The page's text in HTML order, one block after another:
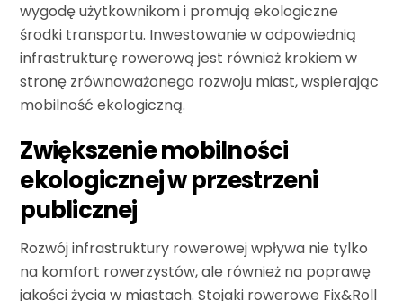
wygodę użytkownikom i promują ekologiczne
środki transportu. Inwestowanie w odpowiednią
infrastrukturę rowerową jest również krokiem w
stronę zrównoważonego rozwoju miast, wspierając
mobilność ekologiczną.
Zwiększenie mobilności
ekologicznej w przestrzeni
publicznej
Rozwój infrastruktury rowerowej wpływa nie tylko
na komfort rowerzystów, ale również na poprawę
jakości życia w miastach. Stojaki rowerowe Fix&Roll